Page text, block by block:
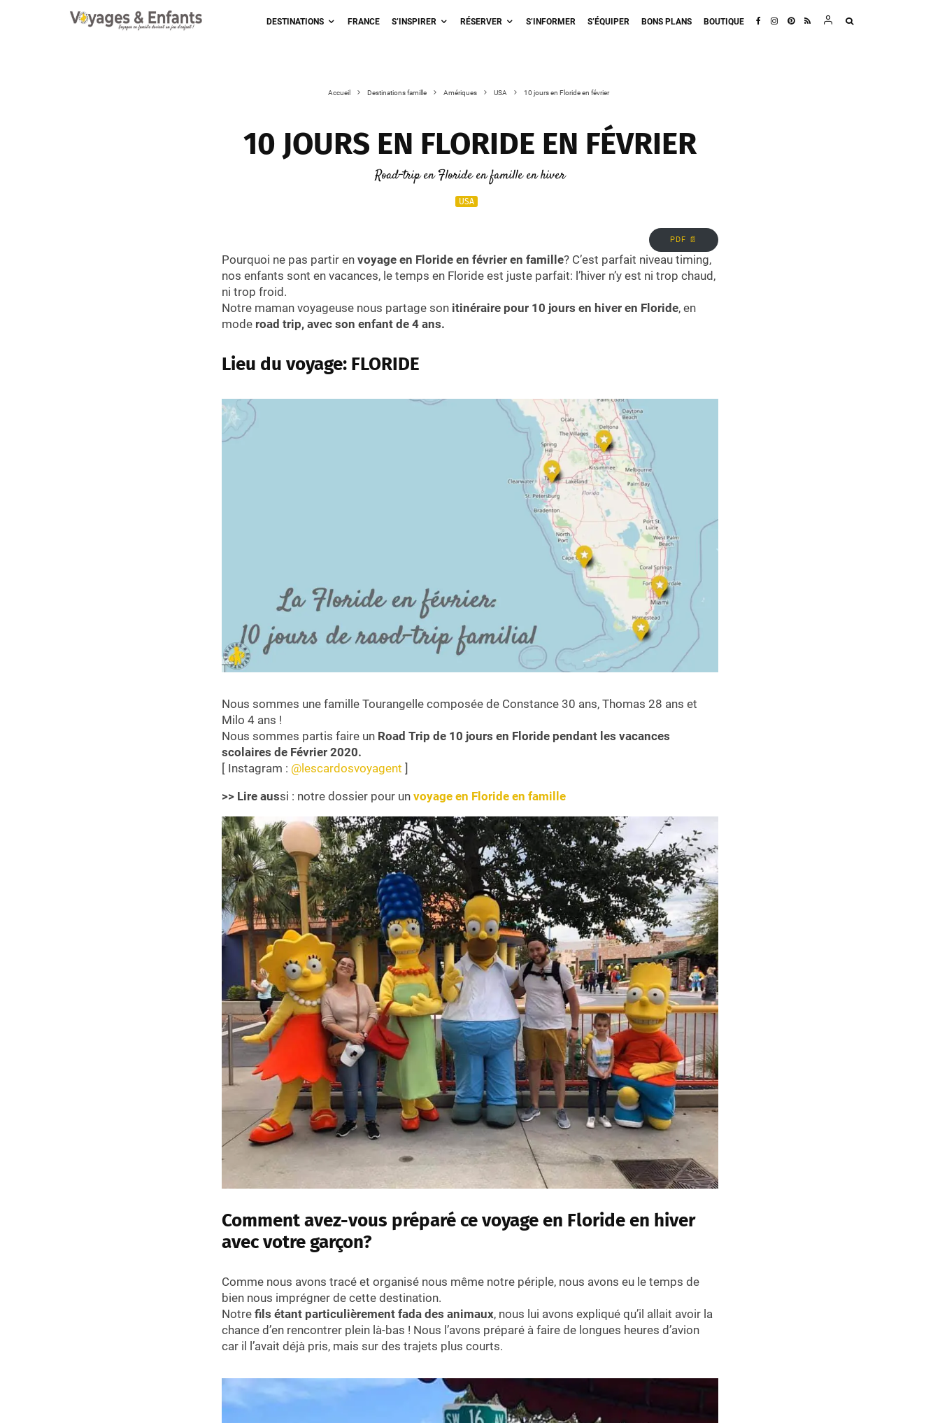
DESTINATIONS FRANCE S’INSPIRER RÉSERVER S’INFORMER S’ÉQUIPER BONS PLANS BOUTIQUE
Accueil Destinations famille Amériques USA 10 jours en Floride en février
10 JOURS EN FLORIDE EN FÉVRIER
Road-trip en Floride en famille en hiver
USA
PDF 📄
Pourquoi ne pas partir en voyage en Floride en février en famille? C’est parfait niveau timing,
nos enfants sont en vacances, le temps en Floride est juste parfait: l’hiver n’y est ni trop chaud,
ni trop froid.
Notre maman voyageuse nous partage son itinéraire pour 10 jours en hiver en Floride, en
mode road trip, avec son enfant de 4 ans.
Lieu du voyage: FLORIDE
Nous sommes une famille Tourangelle composée de Constance 30 ans, Thomas 28 ans et
Milo 4 ans !
Nous sommes partis faire un Road Trip de 10 jours en Floride pendant les vacances
scolaires de Février 2020.
[ Instagram : @lescardosvoyagent ]
>> Lire aussi : notre dossier pour un voyage en Floride en famille
Comment avez-vous préparé ce voyage en Floride en hiver
avec votre garçon?
Comme nous avons tracé et organisé nous même notre périple, nous avons eu le temps de
bien nous imprégner de cette destination.
Notre fils étant particulièrement fada des animaux, nous lui avons expliqué qu’il allait avoir la
chance d’en rencontrer plein là-bas ! Nous l’avons préparé à faire de longues heures d’avion
car il l’avait déjà pris, mais sur des trajets plus courts.